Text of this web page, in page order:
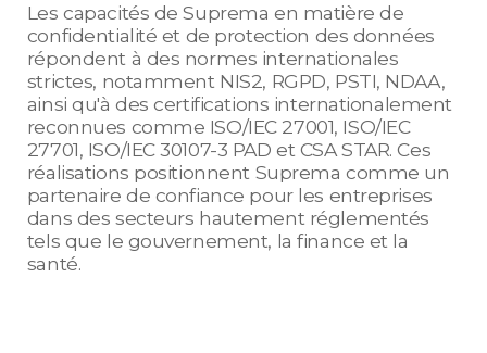
Les capacités de Suprema en matière de
confidentialité et de protection des données
répondent à des normes internationales
strictes, notamment NIS2, RGPD, PSTI, NDAA,
ainsi qu'à des certifications internationalement
reconnues comme ISO/IEC 27001, ISO/IEC
27701, ISO/IEC 30107-3 PAD et CSA STAR. Ces
réalisations positionnent Suprema comme un
partenaire de confiance pour les entreprises
dans des secteurs hautement réglementés
tels que le gouvernement, la finance et la
santé.